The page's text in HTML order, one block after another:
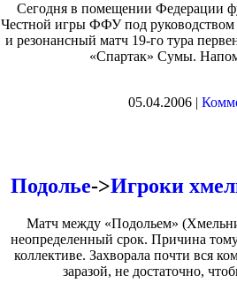
Сегодня в помещении Федерации
Честной игры ФФУ под руководством
и резонансный матч 19-го тура
«Спартак» Сумы.
05.04.2006 |
Подолье->Игроки
Матч между «Подольем»
неопределенный срок. Причина
коллективе. Захворала почти вся
заразой, не достаточно,